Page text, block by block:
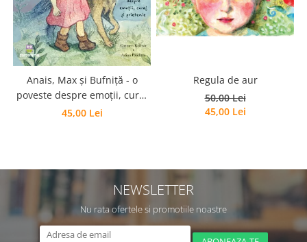
Anais, Max și Bufniță - o
poveste despre emoții, curaj
și prietenie
45,00 Lei
Regula de aur
50,00 Lei
45,00 Lei
NEWSLETTER
Nu rata ofertele si promotiile noastre